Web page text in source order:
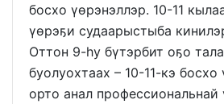
босхо үөрэнэллэр. 10-11
үөрэҕи судаарыстыба
Оттон 9-һу бүтэрбит оҕо
буолуохтаах – 10-11-кэ
орто анал профессиональнай